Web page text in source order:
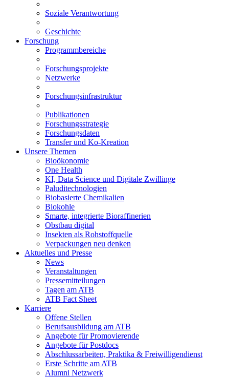
Soziale Verantwortung
Geschichte
Forschung
Programmbereiche
Forschungsprojekte
Netzwerke
Forschungsinfrastruktur
Publikationen
Forschungsstrategie
Forschungsdaten
Transfer und Ko-Kreation
Unsere Themen
Bioökonomie
One Health
KI, Data Science und Digitale Zwillinge
Paluditechnologien
Biobasierte Chemikalien
Biokohle
Smarte, integrierte Bioraffinerien
Obstbau digital
Insekten als Rohstoffquelle
Verpackungen neu denken
Aktuelles und Presse
News
Veranstaltungen
Pressemitteilungen
Tagen am ATB
ATB Fact Sheet
Karriere
Offene Stellen
Berufsausbildung am ATB
Angebote für Promovierende
Angebote für Postdocs
Abschlussarbeiten, Praktika & Freiwilligendienst
Erste Schritte am ATB
Alumni Netzwerk